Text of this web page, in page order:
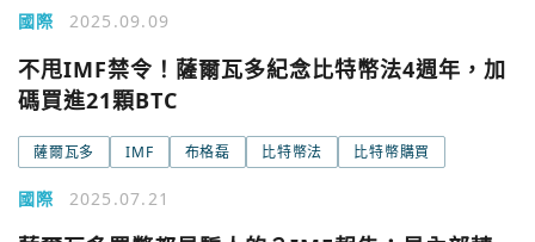
國際 2025.09.09
不甩IMF禁令！薩爾瓦多紀念比特幣法4週年，加
碼買進21顆BTC
薩爾瓦多 IMF 布格磊 比特幣法 比特幣購買
國際 2025.07.21